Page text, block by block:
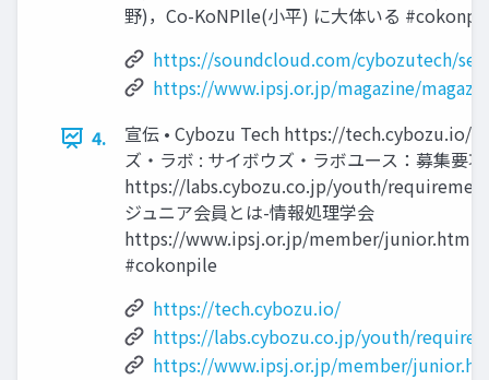
野)，Co-KoNPIle(小平) に大体いる
https://soundcloud.com/cybozutech/
https://www.ipsj.or.jp/magazine/
4.
宣伝 • Cybozu Tech https://tech.cybozu.io/ •
ズ・ラボ : サイボウズ・ラボユース：募集要項
https://labs.cybozu.co.jp/youth/
ジュニア会員とは-情報処理学会
https://www.ipsj.or.jp/member/junior.html
#cokonpile
https://tech.cybozu.io/
https://labs.cybozu.co.jp/youth/
https://www.ipsj.or.jp/member/